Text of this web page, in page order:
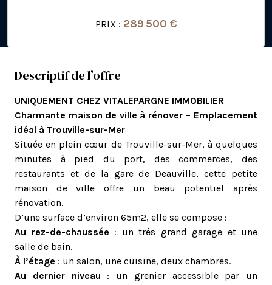
PRIX : 289 500 €
Descriptif de l’offre
UNIQUEMENT CHEZ VITALEPARGNE IMMOBILIER
Charmante maison de ville à rénover – Emplacement
idéal à Trouville-sur-Mer
Située en plein cœur de Trouville-sur-Mer, à quelques
minutes à pied du port, des commerces, des
restaurants et de la gare de Deauville, cette petite
maison de ville offre un beau potentiel après
rénovation.
D’une surface d’environ 65m2, elle se compose :
Au rez-de-chaussée : un très grand garage et une
salle de bain.
À l’étage : un salon, une cuisine, deux chambres.
Au dernier niveau : un grenier accessible par un